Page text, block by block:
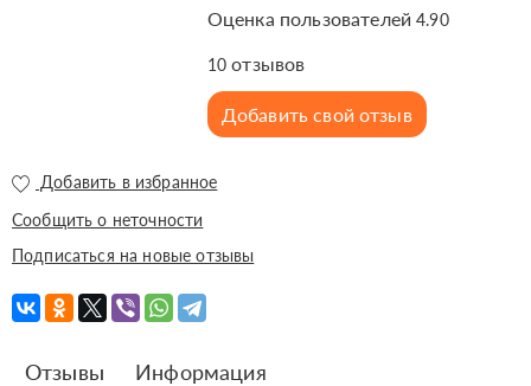
Оценка пользователей4.90
10 отзывов
Добавить свой отзыв
Добавить в избранное
Сообщить о неточности
Подписаться на новые отзывы
Отзывы Информация